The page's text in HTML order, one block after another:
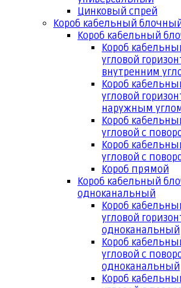
Цинковый спрей
Короб кабельный
Короб кабельный
Короб
угловой
внутренним
Короб
угловой
наружным
Короб
угловой с
Короб
угловой с
Короб прямой
Короб кабельный
одноканальный
Короб
угловой
одноканальный
Короб
угловой с
одноканальный
Короб